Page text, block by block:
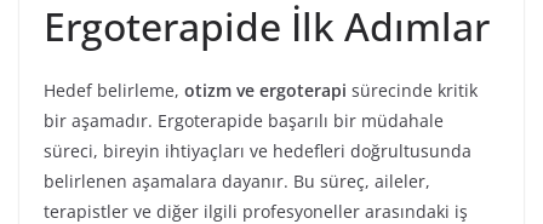
Ergoterapide İlk Adımlar
Hedef belirleme, otizm ve ergoterapi sürecinde kritik
bir aşamadır. Ergoterapide başarılı bir müdahale
süreci, bireyin ihtiyaçları ve hedefleri doğrultusunda
belirlenen aşamalara dayanır. Bu süreç, aileler,
terapistler ve diğer ilgili profesyoneller arasındaki iş